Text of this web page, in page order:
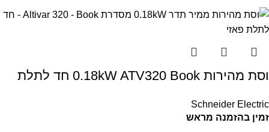
וסת מהירות 0.18kW ATV320 Book חד לתלת
Schneider Electric
זמין בהזמנה מראש